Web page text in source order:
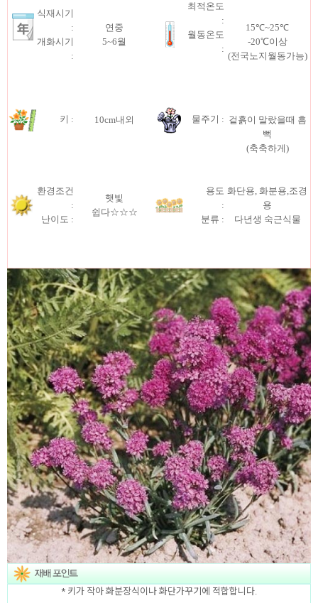
식재시기
:
개화시기
:
연중
5~6월
최적온도
:
월동온도
:
15℃~25℃
-20℃이상
(전국노지월동가능)
키 : 10cm내외 물주기 : 겉흙이 말랐을때 흠
뻑
(축축하게)
환경조건
:
난이도 :
햇빛
쉽다☆☆☆
용도
:
분류 :
화단용, 화분용,조경
용
다년생 숙근식물
* 키가 작아 화분장식이나 화단가꾸기에 적합합니다.